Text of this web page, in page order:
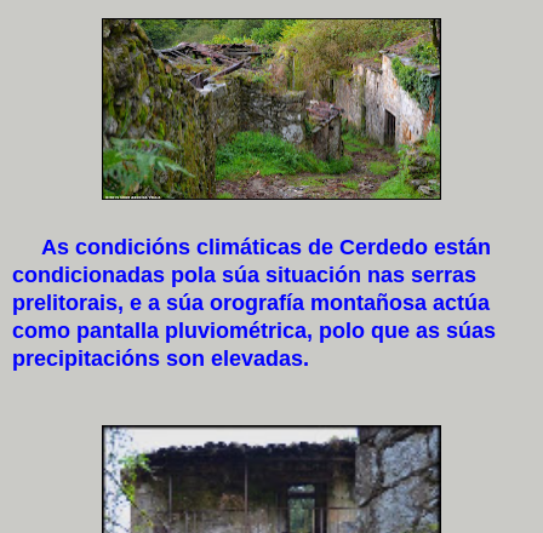
As condicións climáticas de Cerdedo están
condicionadas pola súa situación nas serras
prelitorais, e a súa orografía montañosa actúa
como pantalla pluviométrica, polo que as súas
precipitacións son elevadas.